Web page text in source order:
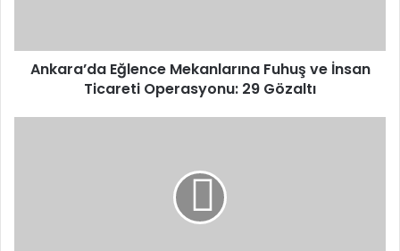
29
Gözaltı
Ankara’da Eğlence Mekanlarına Fuhuş ve İnsan
Ticareti Operasyonu: 29 Gözaltı